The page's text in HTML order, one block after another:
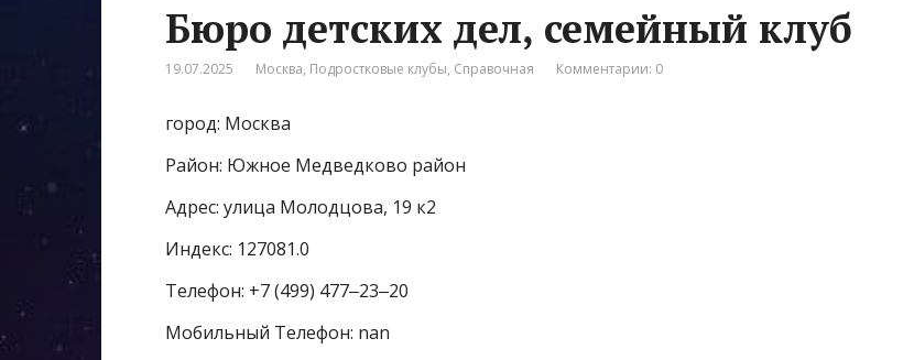
Бюро детских дел, семейный клуб
19.07.2025 Москва, Подростковые клубы, Справочная Комментарии: 0
город: Москва
Район: Южное Медведково район
Адрес: улица Молодцова, 19 к2
Индекс: 127081.0
Телефон: +7 (499) 477‒23‒20
Мобильный Телефон: nan